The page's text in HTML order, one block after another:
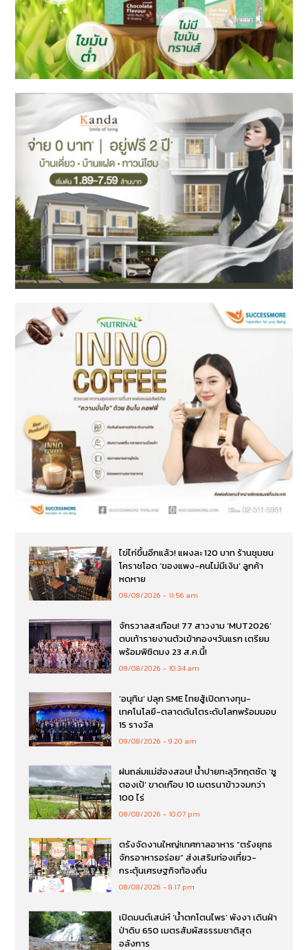
ไข่ไก่ขึ้นอีกแล้ว! แผงละ 120 บาท ร้านชุมชน
โคราชโอด ‘ของแพง-คนไม่มีเงิน’ ลูกค้า
หดหาย
09/08/2026 11:56 am
จักรวาลสะเทือน! 77 สาวงาม ‘MUT2026’
ตบเท้ารายงานตัวเข้ากองฯวันแรก เตรียม
พร้อมพิชิตมง 23 ส.ค.นี้!
09/08/2026 10:34 am
‘อนุทิน’ ปลุก SME ไทยสู้เปิดทางทุน-
เทคโนโลยี-ตลาดดันโตระดับโลกพร้อมมอบ
15 รางวัล
09/08/2026 9:20 am
ฝนถล่มแม่ฮ่องสอน! น้ำปายทะลุวิกฤตซัด ‘ซู
ตองเป้’ ขาดเกือบ 10 เมตรนาข้าวจมกว่า
100 ไร่
08/08/2026 10:07 pm
ตรังจัดงานใหญ่!เทศกาลอาหาร “ตรังยุทธ
จักรอาหารอร่อย” ส่งเสริมท่องเที่ยว-
กระตุ้นเศรษฐกิจท้องถิ่น
08/08/2026 8:17 pm
เปิดมนต์เสน่ห์ ‘น้ำตกโตนไพร’ พังงา เดินฝ่า
ป่าดิบ 650 เมตรสัมผัสธรรมชาติสุด
อลังการ